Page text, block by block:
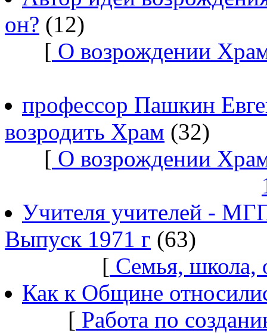
он? (12)
[ О возрождении
профессор Пашкин
возродить Храм (32)
[ О возрождении
Учителя учителей -
Выпуск 1971 г (63)
[ Семья, школа,
Как к Общине
[ Работа по